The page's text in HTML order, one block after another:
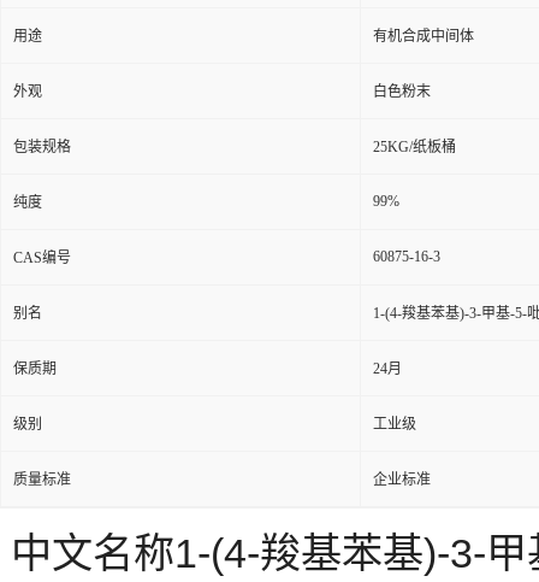
用途 有机合成中间体
外观 白色粉末
包装规格 25KG/纸板桶
纯度 99%
CAS编号 60875-16-3
别名 1-(4-羧基苯基)-3-甲基-5-
保质期 24月
级别 工业级
质量标准 企业标准
中文名称1-(4-羧基苯基)-3-